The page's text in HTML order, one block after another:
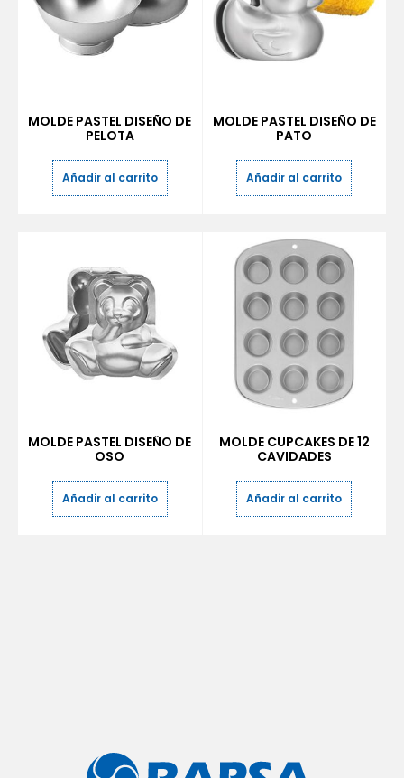
MOLDE PASTEL DISEÑO DE
PELOTA
Añadir al carrito
MOLDE PASTEL DISEÑO DE
PATO
Añadir al carrito
MOLDE PASTEL DISEÑO DE
OSO
Añadir al carrito
MOLDE CUPCAKES DE 12
CAVIDADES
Añadir al carrito